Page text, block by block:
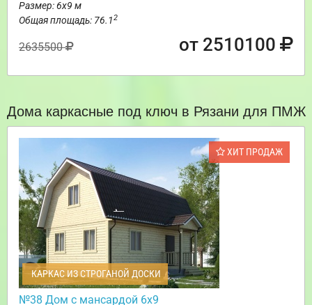
Размер: 6х9 м
Общая площадь: 76.12
2635500 от 2510100
Дома каркасные под ключ в Рязани для ПМЖ
ХИТ ПРОДАЖ
КАРКАС ИЗ СТРОГАНОЙ ДОСКИ
№38 Дом с мансардой 6х9